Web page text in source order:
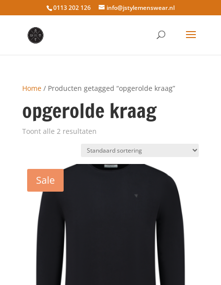
0113 202 126 info@jstylemenswear.nl
Home/ Producten getagged “opgerolde kraag”
opgerolde kraag
Toont alle 2 resultaten
Sale